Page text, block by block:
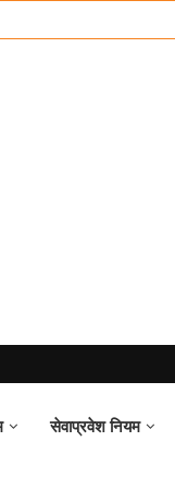
सेवाप्रवेश नियम